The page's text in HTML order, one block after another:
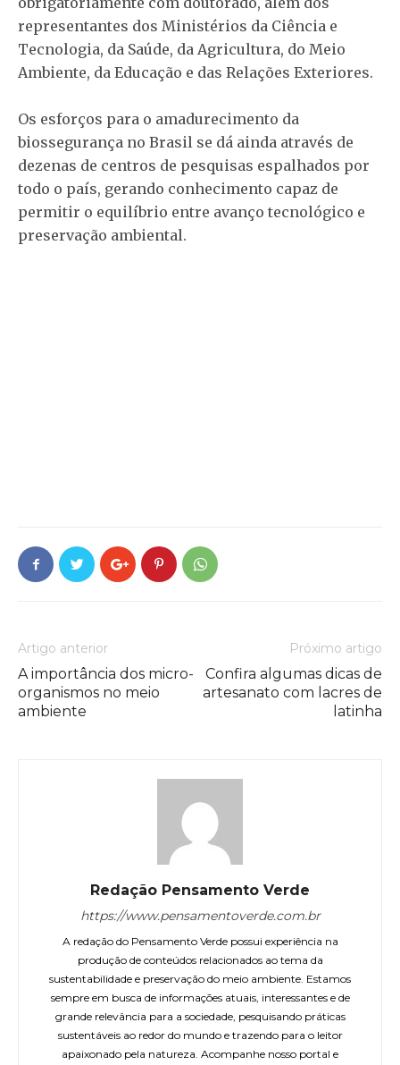
representantes dos Ministérios da Ciência e
Tecnologia, da Saúde, da Agricultura, do Meio
Ambiente, da Educação e das Relações Exteriores.
Os esforços para o amadurecimento da
biossegurança no Brasil se dá ainda através de
dezenas de centros de pesquisas espalhados por
todo o país, gerando conhecimento capaz de
permitir o equilíbrio entre avanço tecnológico e
preservação ambiental.
Artigo anterior
A importância dos micro-
organismos no meio
ambiente
Próximo artigo
Confira algumas dicas de
artesanato com lacres de
latinha
Redação Pensamento Verde
https://www.pensamentoverde.com.br
A redação do Pensamento Verde possui experiência na
produção de conteúdos relacionados ao tema da
sustentabilidade e preservação do meio ambiente. Estamos
sempre em busca de informações atuais, interessantes e de
grande relevância para a sociedade, pesquisando práticas
sustentáveis ao redor do mundo e trazendo para o leitor
apaixonado pela natureza. Acompanhe nosso portal e